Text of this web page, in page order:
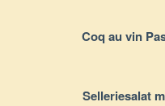
Coq au vin
Selleriesalat